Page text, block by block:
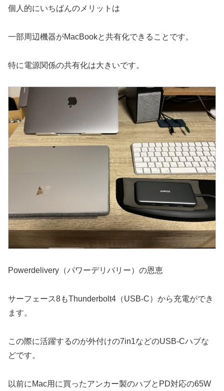
個人的にいちばんのメリットは
一部周辺機器がMacBookと共有化できることです。
特に電源関係の共有化は大きいです。
Powerdelivery（パワーデリバリー）の恩恵
サーフェース8もThunderbolt4（USB-C）から充電ができ
ます。
この際に活躍するのが外付けの7in1などのUSB-Cハブな
どです。
以前にMac用に買ったアンカー製のハブとPD対応の65W